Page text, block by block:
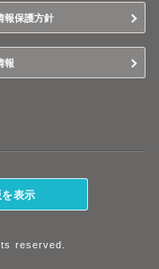
報保護方針
報
表示
reserved.